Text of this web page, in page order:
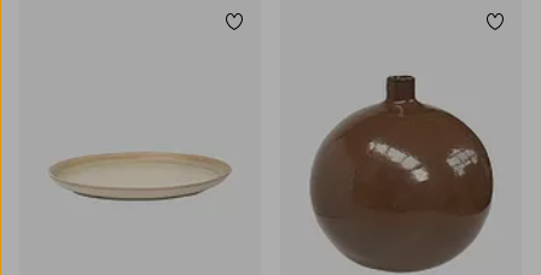
Tilføj til favoritter